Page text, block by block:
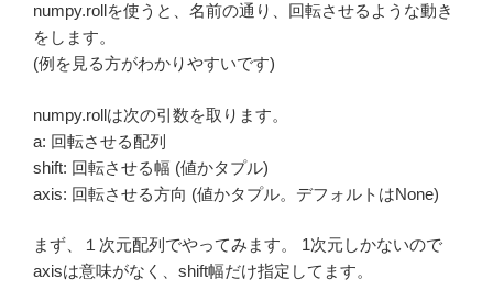
numpy.rollを使うと、名前の通り、回転させるような動き
をします。
(例を見る方がわかりやすいです)
numpy.rollは次の引数を取ります。
a: 回転させる配列
shift: 回転させる幅 (値かタプル)
axis: 回転させる方向 (値かタプル。デフォルトはNone)
まず、１次元配列でやってみます。 1次元しかないので
axisは意味がなく、shift幅だけ指定してます。